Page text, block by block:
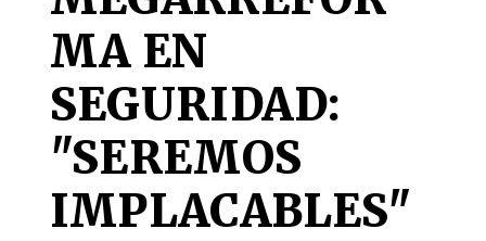
MA EN
SEGURIDAD:
"SEREMOS
IMPLACABLES"